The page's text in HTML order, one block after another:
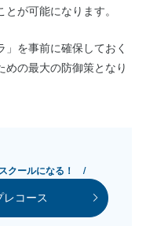
が可能になります。
を事前に確保しておく
の最大の防御策となり
クールになる！ /
コース